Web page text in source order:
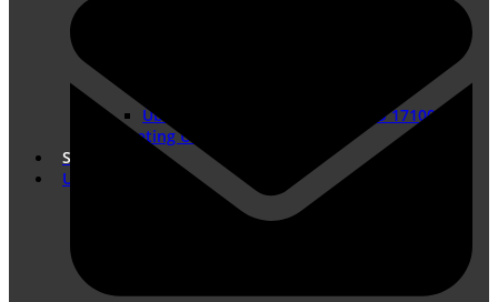
Übersetzungen nach DIN EN ISO 17100
Marketing Übersetzungen
Shop
Unternehmen